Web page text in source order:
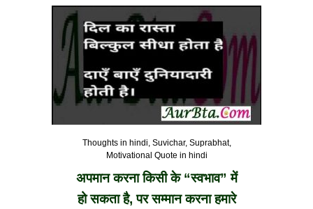
Thoughts in hindi, Suvichar, Suprabhat,
Motivational Quote in hindi
अपमान करना किसी के “स्वभाव” में
हो सकता है, पर सम्मान करना हमारे